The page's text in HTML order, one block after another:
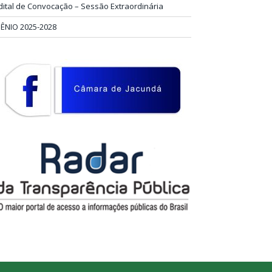
de Convocação – Sessão Extraordinária
2025-2028